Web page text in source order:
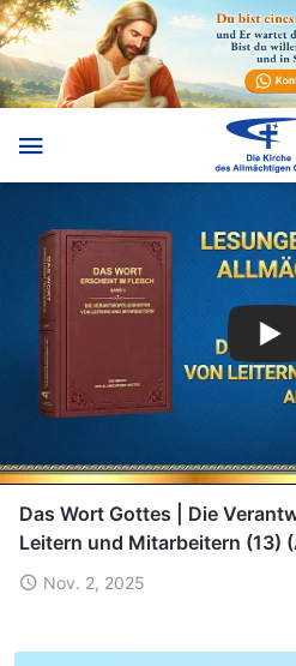
Das Wort Gottes | Die
Leitern und Mitarbeitern (13)
Nov. 2, 2025